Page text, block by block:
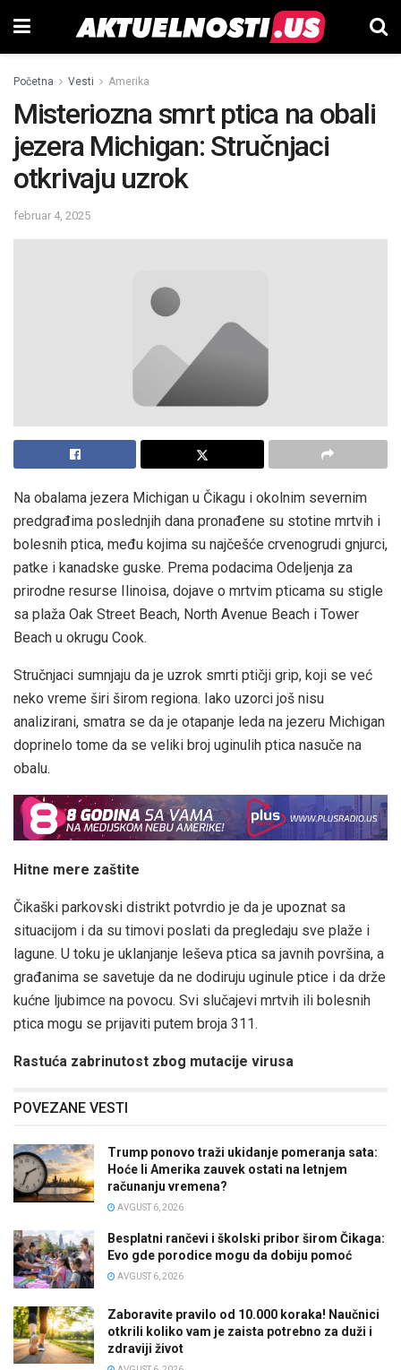
Početna Vesti Amerika
Misteriozna smrt ptica na obali
jezera Michigan: Stručnjaci
otkrivaju uzrok
februar 4, 2025
Na obalama jezera Michigan u Čikagu i okolnim severnim
predgrađima poslednjih dana pronađene su stotine mrtvih i
bolesnih ptica, među kojima su najčešće crvenogrudi gnjurci,
patke i kanadske guske. Prema podacima Odeljenja za
prirodne resurse Ilinoisa, dojave o mrtvim pticama su stigle
sa plaža Oak Street Beach, North Avenue Beach i Tower
Beach u okrugu Cook.
Stručnjaci sumnjaju da je uzrok smrti ptičji grip, koji se već
neko vreme širi širom regiona. Iako uzorci još nisu
analizirani, smatra se da je otapanje leda na jezeru Michigan
doprinelo tome da se veliki broj uginulih ptica nasuče na
obalu.
Hitne mere zaštite
Čikaški parkovski distrikt potvrdio je da je upoznat sa
situacijom i da su timovi poslati da pregledaju sve plaže i
lagune. U toku je uklanjanje leševa ptica sa javnih površina, a
građanima se savetuje da ne dodiruju uginule ptice i da drže
kućne ljubimce na povocu. Svi slučajevi mrtvih ili bolesnih
ptica mogu se prijaviti putem broja 311.
Rastuća zabrinutost zbog mutacije virusa
POVEZANE VESTI
Trump ponovo traži ukidanje pomeranja sata:
Hoće li Amerika zauvek ostati na letnjem
računanju vremena?
AVGUST 6, 2026
Besplatni rančevi i školski pribor širom Čikaga:
Evo gde porodice mogu da dobiju pomoć
AVGUST 6, 2026
Zaboravite pravilo od 10.000 koraka! Naučnici
otkrili koliko vam je zaista potrebno za duži i
zdraviji život